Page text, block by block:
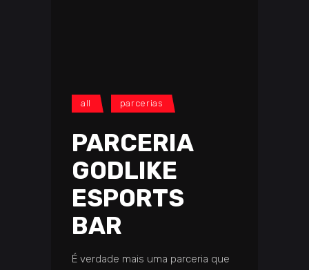
all parcerias
PARCERIA
GODLIKE
ESPORTS
BAR
É verdade mais uma parceria que